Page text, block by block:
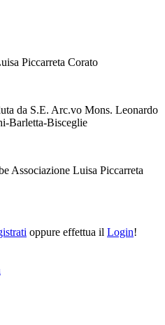
Piccarreta Corato
da S.E. Arc.vo Mons. Leonardo
Barletta-Bisceglie
Associazione Luisa Piccarreta
oppure effettua il Login!